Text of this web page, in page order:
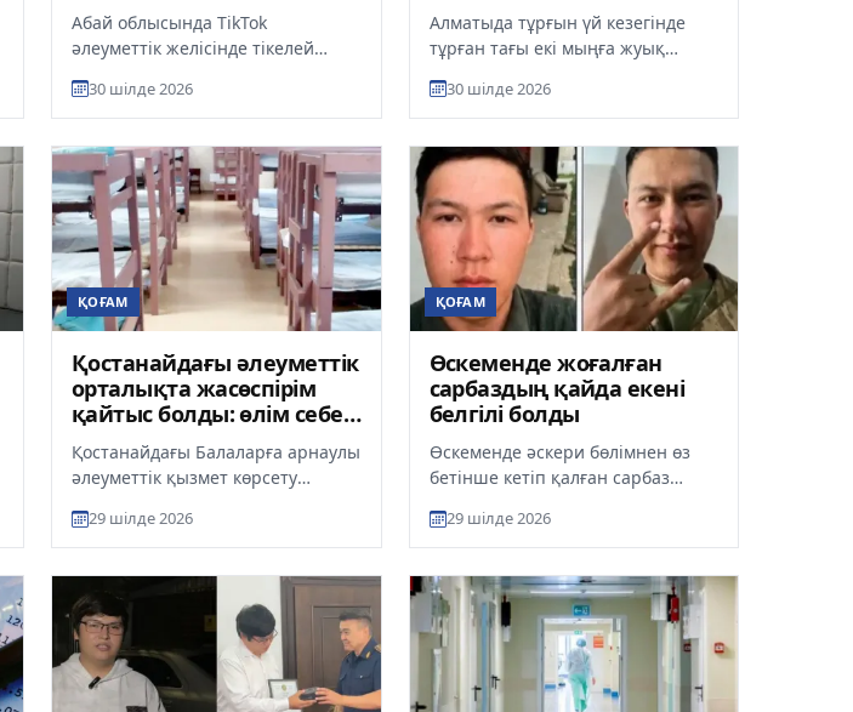
Абай облысында TikTok
әлеуметтік желісінде тікелей
айтып, қоғамдық тәртіпті бұзған
26 жа...
30 шілде 2026
Алматыда тұрғын үй кезегінде
тұрған тағы екі мыңға жуық
берілетін пәтерге қол жеткізуі
мүм...
30 шілде 2026
ҚОҒАМ
Қостанайдағы әлеуметтік
орталықта жасөспірім
қайтыс болды: өлім себебі
анықталып жатыр
Қостанайдағы Балаларға арнаулы
әлеуметтік қызмет көрсету
жатқан жасөспірім көз жұмды.
Қайғы...
29 шілде 2026
ҚОҒАМ
Өскеменде жоғалған
сарбаздың қайда екені
белгілі болды
Өскеменде әскери бөлімнен өз
бетінше кетіп қалған сарбаз
20 шақырым жерден ұсталып,
әск...
29 шілде 2026